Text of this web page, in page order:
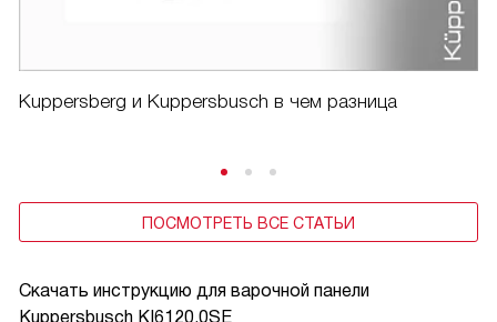
Скачать инструкцию для варочной панели
Kuppersbusch KI6120.0SE
Kuppersberg и Kuppersbusch в чем разница
ПОСМОТРЕТЬ ВСЕ СТАТЬИ